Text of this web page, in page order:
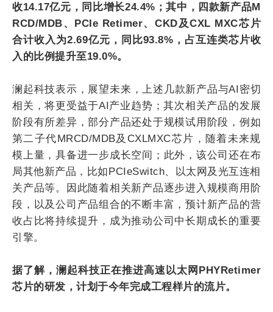
收14.17亿元，同比增长24.4%；其中，四款新产品M
RCD/MDB、PCIe Retimer、CKD及CXL MXC芯片
合计收入为2.69亿元，同比93.8%，占互连类芯片收
入的比例提升至19.0%。
澜起科技表示，展望未来，上述几款新产品与AI密切
相关，将更受益于AI产业趋势；其次相关产品的发展
阶段有所差异，部分产品还处于规模试用阶段，例如
第二子代MRCD/MDB及CXLMXC芯片，随着未来规
模上量，具备进一步成长空间；此外，该公司还在布
局其他新产品，比如PCIeSwitch、以太网及光互连相
关产品等。因此随着相关新产品逐步进入规模商用阶
段，以及公司产品组合的不断丰富，预计新产品的营
收占比将持续提升，成为推动公司中长期成长的重要
引擎。
据了解，澜起科技正在推进高速以太网PHYRetimer
芯片的研发，计划于今年完成工程样片的流片。